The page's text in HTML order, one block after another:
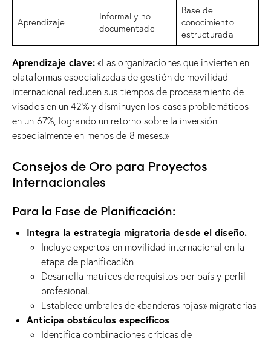
Aprendizaje
Informal y no
documentado
Base de
conocimiento
estructurada
Aprendizaje clave:«Las organizaciones que invierten en
plataformas especializadas de gestión de movilidad
internacional reducen sus tiempos de procesamiento de
visados ​​en un 42% y disminuyen los casos problemáticos
en un 67%, logrando un retorno sobre la inversión
especialmente en menos de 8 meses.»
Consejos de Oro para Proyectos
Internacionales
Para la Fase de Planificación:
Integra la estrategia migratoria desde el diseño.
Incluye expertos en movilidad internacional en la
etapa de planificación
Desarrolla matrices de requisitos por país y perfil
profesional.
Establece umbrales de «banderas rojas» migratorias
Anticipa obstáculos específicos
Identifica combinaciones críticas de